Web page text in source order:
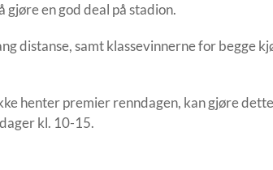
en god deal på stadion.
distanse, samt klassevinnerne for begge
henter premier renndagen, kan gjøre
kl. 10-15.